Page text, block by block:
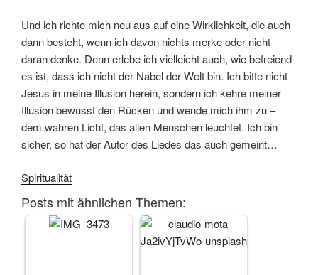
Und ich richte mich neu aus auf eine Wirklichkeit, die auch
dann besteht, wenn ich davon nichts merke oder nicht
daran denke. Denn erlebe ich vielleicht auch, wie befreiend
es ist, dass ich nicht der Nabel der Welt bin. Ich bitte nicht
Jesus in meine Illusion herein, sondern ich kehre meiner
Illusion bewusst den Rücken und wende mich ihm zu –
dem wahren Licht, das allen Menschen leuchtet. Ich bin
sicher, so hat der Autor des Liedes das auch gemeint…
Spiritualität
Posts mit ähnlichen Themen: